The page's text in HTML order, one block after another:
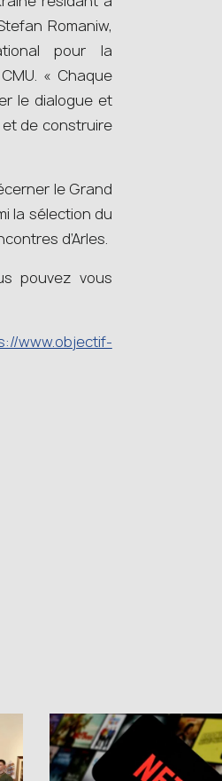
Romaniw,
pour la
« Chaque
le dialogue et
et de construire
le Grand
la sélection du
d’Arles.
pouvez vous
www.objectif-